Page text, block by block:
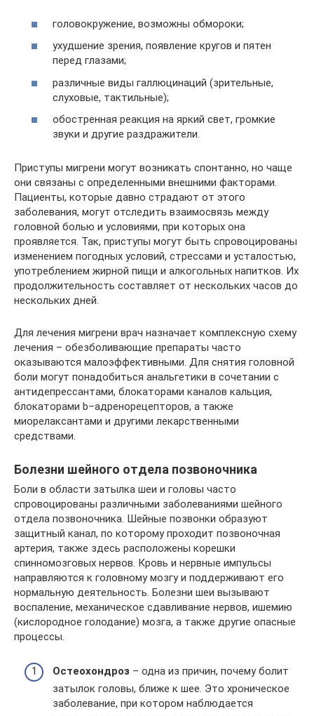
головокружение, возможны обмороки;
ухудшение зрения, появление кругов и пятен
перед глазами;
различные виды галлюцинаций (зрительные,
слуховые, тактильные);
обостренная реакция на яркий свет, громкие
звуки и другие раздражители.
Приступы мигрени могут возникать спонтанно, но чаще
они связаны с определенными внешними факторами.
Пациенты, которые давно страдают от этого
заболевания, могут отследить взаимосвязь между
головной болью и условиями, при которых она
проявляется. Так, приступы могут быть спровоцированы
изменением погодных условий, стрессами и усталостью,
употреблением жирной пищи и алкогольных напитков. Их
продолжительность составляет от нескольких часов до
нескольких дней.
Для лечения мигрени врач назначает комплексную схему
лечения – обезболивающие препараты часто
оказываются малоэффективными. Для снятия головной
боли могут понадобиться анальгетики в сочетании с
антидепрессантами, блокаторами каналов кальция,
блокаторами b–адренорецепторов, а также
миорелаксантами и другими лекарственными
средствами.
Болезни шейного отдела позвоночника
Боли в области затылка шеи и головы часто
спровоцированы различными заболеваниями шейного
отдела позвоночника. Шейные позвонки образуют
защитный канал, по которому проходит позвоночная
артерия, также здесь расположены корешки
спинномозговых нервов. Кровь и нервные импульсы
направляются к головному мозгу и поддерживают его
нормальную деятельность. Болезни шеи вызывают
воспаление, механическое сдавливание нервов, ишемию
(кислородное голодание) мозга, а также другие опасные
процессы.
Остеохондроз – одна из причин, почему болит
затылок головы, ближе к шее. Это хроническое
заболевание, при котором наблюдается